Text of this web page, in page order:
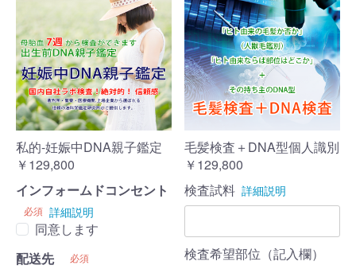
私的-妊娠中DNA親子鑑定
￥129,800
インフォームドコンセント
必須 詳細説明
同意します
配送先
必須
毛髪検査＋DNA型個人識別
￥129,800
検査試料 詳細説明
検査希望部位（記入欄）